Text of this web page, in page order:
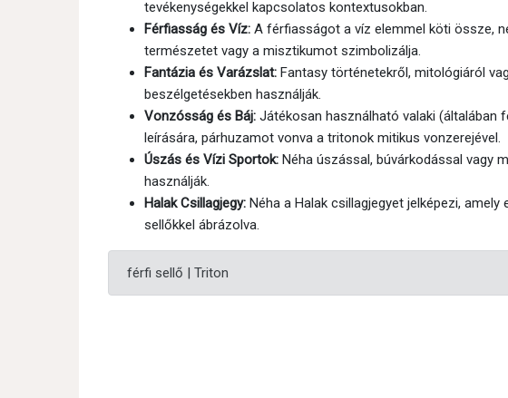
tevékenységekkel kapcsolatos kontextusokban.
Férfiasság és Víz: A férfiasságot a víz elemmel köti össze,
természetet vagy a misztikumot szimbolizálja.
Fantázia és Varázslat: Fantasy történetekről, mitológiáról
beszélgetésekben használják.
Vonzósság és Báj: Játékosan használható valaki (általában
leírására, párhuzamot vonva a tritonok mitikus vonzerejével.
Úszás és Vízi Sportok: Néha úszással, búvárkodással vagy
használják.
Halak Csillagjegy: Néha a Halak csillagjegyet jelképezi, amely
sellőkkel ábrázolva.
férfi sellő | Triton